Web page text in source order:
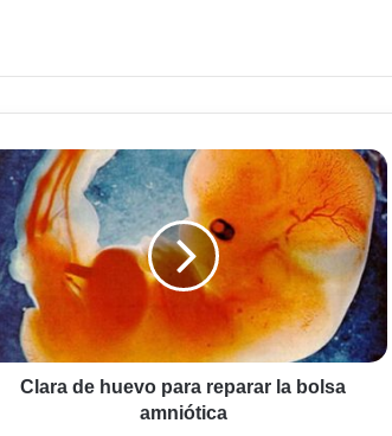
Clara de huevo para reparar la bolsa
amniótica